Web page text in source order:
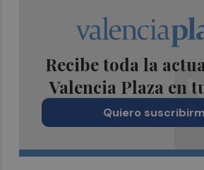
Recibe toda la
Valencia Plaza en
Quiero